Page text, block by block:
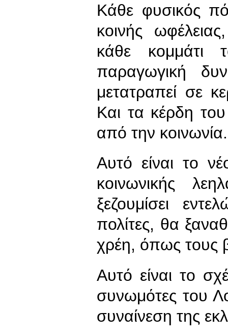
Κάθε φυσικός
κοινής
κάθε κομμάτι
παραγωγική
μετατραπεί σε
Και τα κέρδη
από την κοινωνία.
Αυτό είναι το
κοινωνικής
ξεζουμίσει
πολίτες, θα
χρέη, όπως τους
Αυτό είναι το
συνωμότες του
συναίνεση της